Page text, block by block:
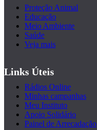
Proteção Animal
Educação
Meio Ambiente
Saúde
Veja mais
Links Úteis
Rádios Online
Minhas campanhas
Meu Instituto
Apoio Solidário
Painel de Arrecadação